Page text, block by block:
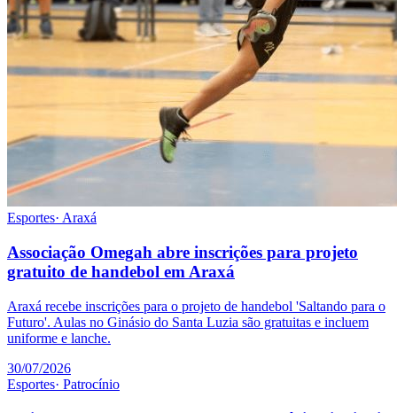
Esportes· Araxá
Associação Omegah abre inscrições para projeto
gratuito de handebol em Araxá
Araxá recebe inscrições para o projeto de handebol 'Saltando para o
Futuro'. Aulas no Ginásio do Santa Luzia são gratuitas e incluem
uniforme e lanche.
30/07/2026
Esportes· Patrocínio